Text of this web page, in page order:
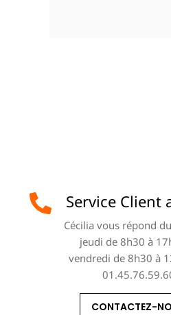
Service Client
Cécilia vous répond
jeudi de 8h30 à
vendredi de 8h30 à
CONTACTEZ-